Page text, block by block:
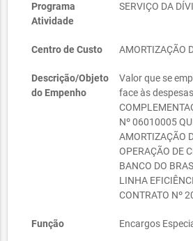
Programa
Atividade
SERVIÇO DA
Centro de Custo AMORTIZAÇÃO
Descrição/Objeto
do Empenho
Valor que se
face às
Nº 06010005
AMORTIZAÇÃO
OPERAÇÃO DE
BANCO DO
LINHA
CONTRATO Nº
Função Encargos